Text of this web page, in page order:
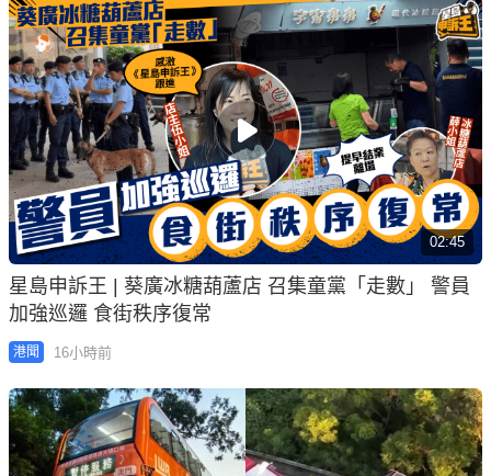
02:45
星島申訴王 | 葵廣冰糖葫蘆店 召集童黨「走數」 警員
加強巡邏 食街秩序復常
港聞 16小時前